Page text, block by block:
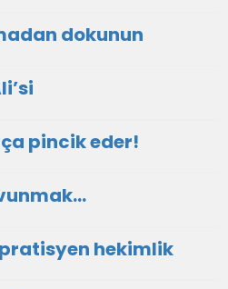
dokunun
pincik eder!
pratisyen hekimlik